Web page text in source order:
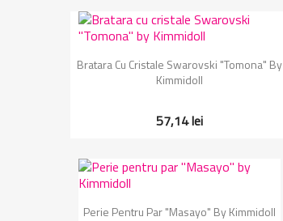
Vizualizare rapida
Bratara Cu Cristale Swarovski "Tomona" By
Kimmidoll
57,14 lei
Vizualizare rapida
Perie Pentru Par "Masayo" By Kimmidoll